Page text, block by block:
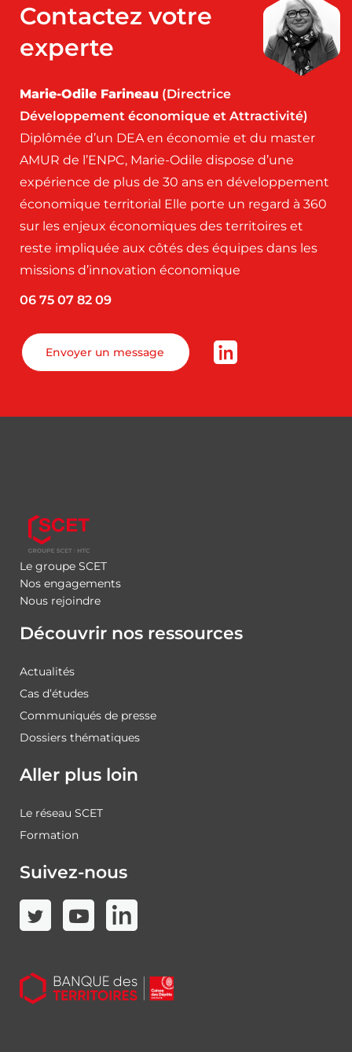
Contactez votre
experte
Marie-Odile Farineau (Directrice
Développement économique et Attractivité)
Diplômée d’un DEA en économie et du master
AMUR de l’ENPC, Marie-Odile dispose d’une
expérience de plus de 30 ans en développement
économique territorial Elle porte un regard à 360
sur les enjeux économiques des territoires et
reste impliquée aux côtés des équipes dans les
missions d’innovation économique
06 75 07 82 09
Envoyer un message
Le groupe SCET
Nos engagements
Nous rejoindre
Découvrir nos ressources
Actualités
Cas d’études
Communiqués de presse
Dossiers thématiques
Aller plus loin
Le réseau SCET
Formation
Suivez-nous